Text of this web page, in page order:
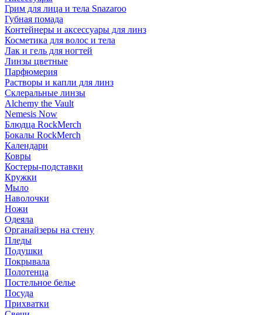
Грим для лица и тела Snazaroo
Губная помада
Контейнеры и аксессуары для линз
Косметика для волос и тела
Лак и гель для ногтей
Линзы цветные
Парфюмерия
Растворы и капли для линз
Склеральные линзы
Alchemy the Vault
Nemesis Now
Блюдца RockMerch
Бокалы RockMerch
Календари
Ковры
Костеры-подставки
Кружки
Мыло
Наволочки
Ножи
Одеяла
Органайзеры на стену
Пледы
Подушки
Покрывала
Полотенца
Постельное белье
Посуда
Прихватки